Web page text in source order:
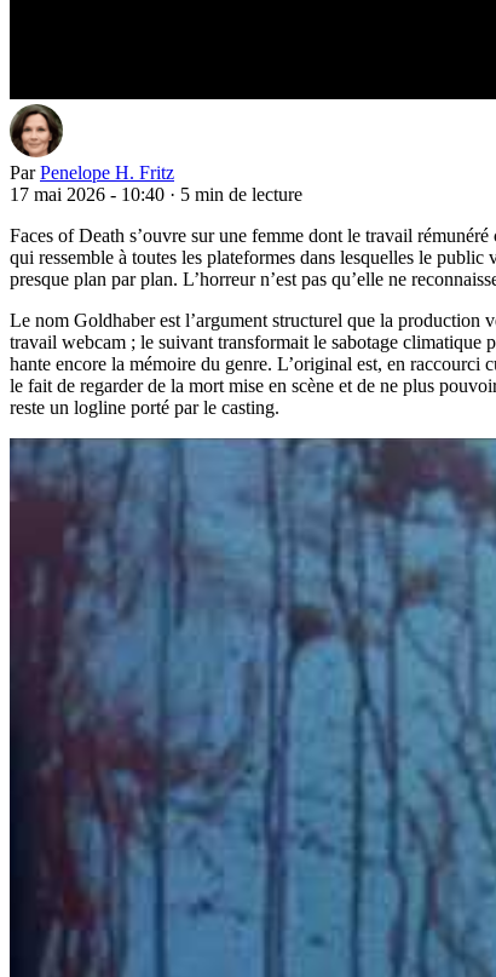
Par Penelope H. Fritz
17 mai 2026 - 10:40 · 5 min de lecture
Faces of Death s’ouvre sur une femme dont le travail
qui ressemble à toutes les plateformes dans lesquelles le
presque plan par plan. L’horreur n’est pas qu’elle ne
Le nom Goldhaber est l’argument structurel que la production
travail webcam ; le suivant transformait le sabotage climatique
hante encore la mémoire du genre. L’original est, en
le fait de regarder de la mort mise en scène et de ne plus
reste un logline porté par le casting.